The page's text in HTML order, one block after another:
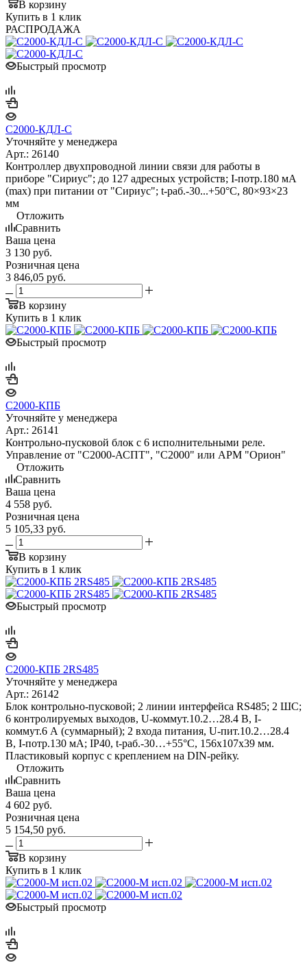
В корзину
Купить в 1 клик
РАСПРОДАЖА
Быстрый просмотр
С2000-КДЛ-С
Уточняйте у менеджера
Арт.: 26140
Контроллер двухпроводной линии связи для работы в
приборе "Сириус"; до 127 адресных устройств; I-потр.180 мА
(max) при питании от "Сириус"; t-раб.-30...+50°С, 80×93×23
мм
Отложить
Сравнить
Ваша цена
3 130 руб.
Розничная цена
3 846,05 руб.
В корзину
Купить в 1 клик
Быстрый просмотр
С2000-КПБ
Уточняйте у менеджера
Арт.: 26141
Контрольно-пусковой блок с 6 исполнительными реле.
Управление от "С2000-АСПТ", "С2000" или АРМ "Орион"
Отложить
Сравнить
Ваша цена
4 558 руб.
Розничная цена
5 105,33 руб.
В корзину
Купить в 1 клик
Быстрый просмотр
С2000-КПБ 2RS485
Уточняйте у менеджера
Арт.: 26142
Блок контрольно-пусковой; 2 линии интерфейса RS485; 2 ШС;
6 контролируемых выходов, U-коммут.10.2…28.4 В, I-
коммут.6 А (суммарный); 2 входа питания, U-пит.10.2…28.4
В, I-потр.130 мА; IP40, t-раб.-30…+55°С, 156х107х39 мм.
Пластиковый корпус с креплением на DIN-рейку.
Отложить
Сравнить
Ваша цена
4 602 руб.
Розничная цена
5 154,50 руб.
В корзину
Купить в 1 клик
Быстрый просмотр